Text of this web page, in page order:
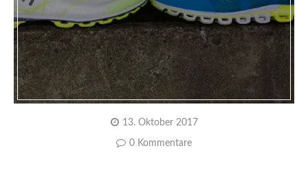
13. Oktober 2017
0 Kommentare